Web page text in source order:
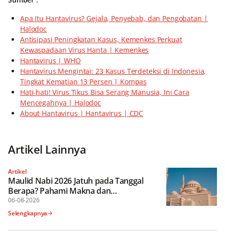
Apa Itu Hantavirus? Gejala, Penyebab, dan Pengobatan |
Halodoc
Antisipasi Peningkatan Kasus, Kemenkes Perkuat
Kewaspadaan Virus Hanta | Kemenkes
Hantavirus | WHO
Hantavirus Mengintai: 23 Kasus Terdeteksi di Indonesia,
Tingkat Kematian 13 Persen | Kompas
Hati-hati! Virus Tikus Bisa Serang Manusia, Ini Cara
Mencegahnya | Halodoc
About Hantavirus | Hantavirus | CDC
Artikel Lainnya
Artikel
Maulid Nabi 2026 Jatuh pada Tanggal
Berapa? Pahami Makna dan
Keutamaannya
06-08-2026
Selengkapnya